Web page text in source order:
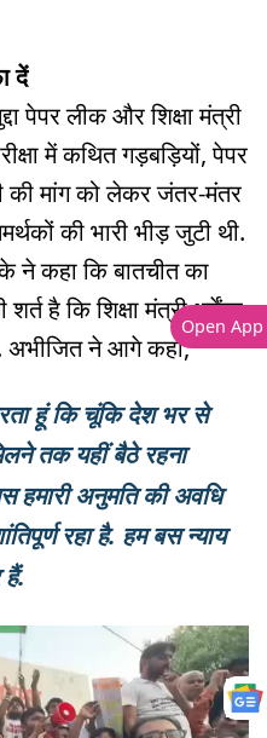
दें
पेपर लीक और शिक्षा मंत्री
में कथित गड़बड़ियों, पेपर
मांग को लेकर जंतर-मंतर
की भारी भीड़ जुटी थी.
ने कहा कि बातचीत का
है कि शिक्षा मंत्री धर्मेंद्र
अभीजित ने आगे कहा,
हूं कि चूंकि देश भर से
तक यहीं बैठे रहना
हमारी अनुमति की अवधि
रहा है. हम बस न्याय
हैं.
Open App